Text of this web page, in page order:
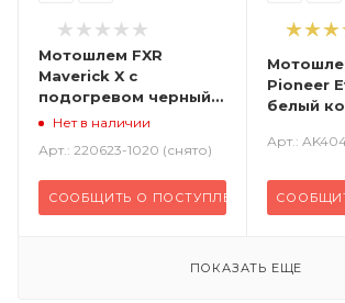
Мотошлем FXR
Maverick X с
подогревом черный
красный
Нет в наличии
Арт.: 220623-1020 (снято)
СООБЩИТЬ О ПОСТУПЛЕНИИ
Pioneer
белый
Арт.:
ПОКАЗАТЬ ЕЩЕ